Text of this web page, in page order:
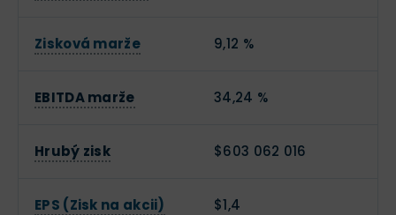
Zisková marže 9,12 %
EBITDA marže 34,24 %
Hrubý zisk $603 062 016
EPS (Zisk na akcii) $1,4